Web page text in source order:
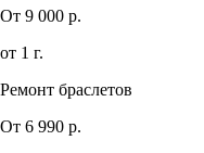
От 9 000 р.
от 1 г.
Ремонт браслетов
От 6 990 р.